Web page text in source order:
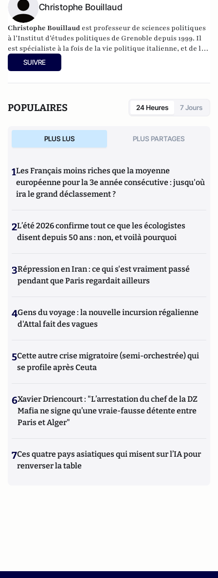
Christophe Bouillaud
Christophe Bouillaud est professeur de sciences politiques
à l’Institut d’études politiques de Grenoble depuis 1999. Il
est spécialiste à la fois de la vie politique italienne, et de la
vie politique européenne, en particulier sous l’angle des
partis.
SUIVRE
POPULAIRES 24 Heures 7 Jours
PLUS LUS PLUS PARTAGES
1Les Français moins riches que la moyenne
européenne pour la 3e année consécutive : jusqu'où
ira le grand déclassement ?
2L’été 2026 confirme tout ce que les écologistes
disent depuis 50 ans : non, et voilà pourquoi
3Répression en Iran : ce qui s'est vraiment passé
pendant que Paris regardait ailleurs
4Gens du voyage : la nouvelle incursion régalienne
d'Attal fait des vagues
5Cette autre crise migratoire (semi-orchestrée) qui
se profile après Ceuta
6Xavier Driencourt : "L’arrestation du chef de la DZ
Mafia ne signe qu’une vraie-fausse détente entre
Paris et Alger"
7Ces quatre pays asiatiques qui misent sur l’IA pour
renverser la table